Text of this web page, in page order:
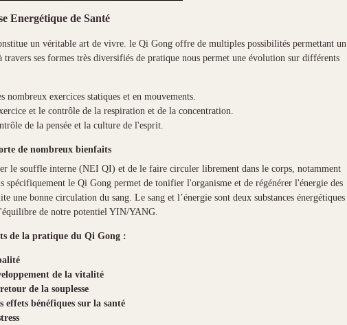
Energétique de Santé
un véritable art de vivre. le Qi Gong offre de multiples possibilités permettant un
ses formes très diversifiés de pratique nous permet une évolution sur différents
nombreux exercices statiques et en mouvements.
et le contrôle de la respiration et de la concentration.
de la pensée et la culture de l'esprit.
de nombreux bienfaits
le souffle interne (NEI QI) et de le faire circuler librement dans le corps, notamment
spécifiquement le Qi Gong permet de tonifier l'organisme et de régénérer l'énergie des
une bonne circulation du sang. Le sang et l’énergie sont deux substances énergétiques
de notre potentiel YIN/YANG.
de la pratique du Qi Gong :
de la vitalité
de la souplesse
effets bénéfiques sur la santé